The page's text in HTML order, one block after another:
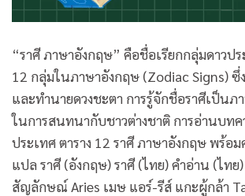
“ราศี ภาษาอังกฤษ” คือชื่อเรียกกลุ่มดาวป
12 กลุ่มในภาษาอังกฤษ (Zodiac Signs)
และทำนายดวงชะตา การรู้จักชื่อราศีเป็นภ
ในการสนทนากับชาวต่างชาติ การอ่านบทค
ประเทศ ตาราง 12 ราศี ภาษาอังกฤษ พร้อ
แปล ราศี (อังกฤษ) ราศี (ไทย) คำอ่าน (ไท
สัญลักษณ์ Aries เมษ แอร์-รีส์ แกะผู้กล้า